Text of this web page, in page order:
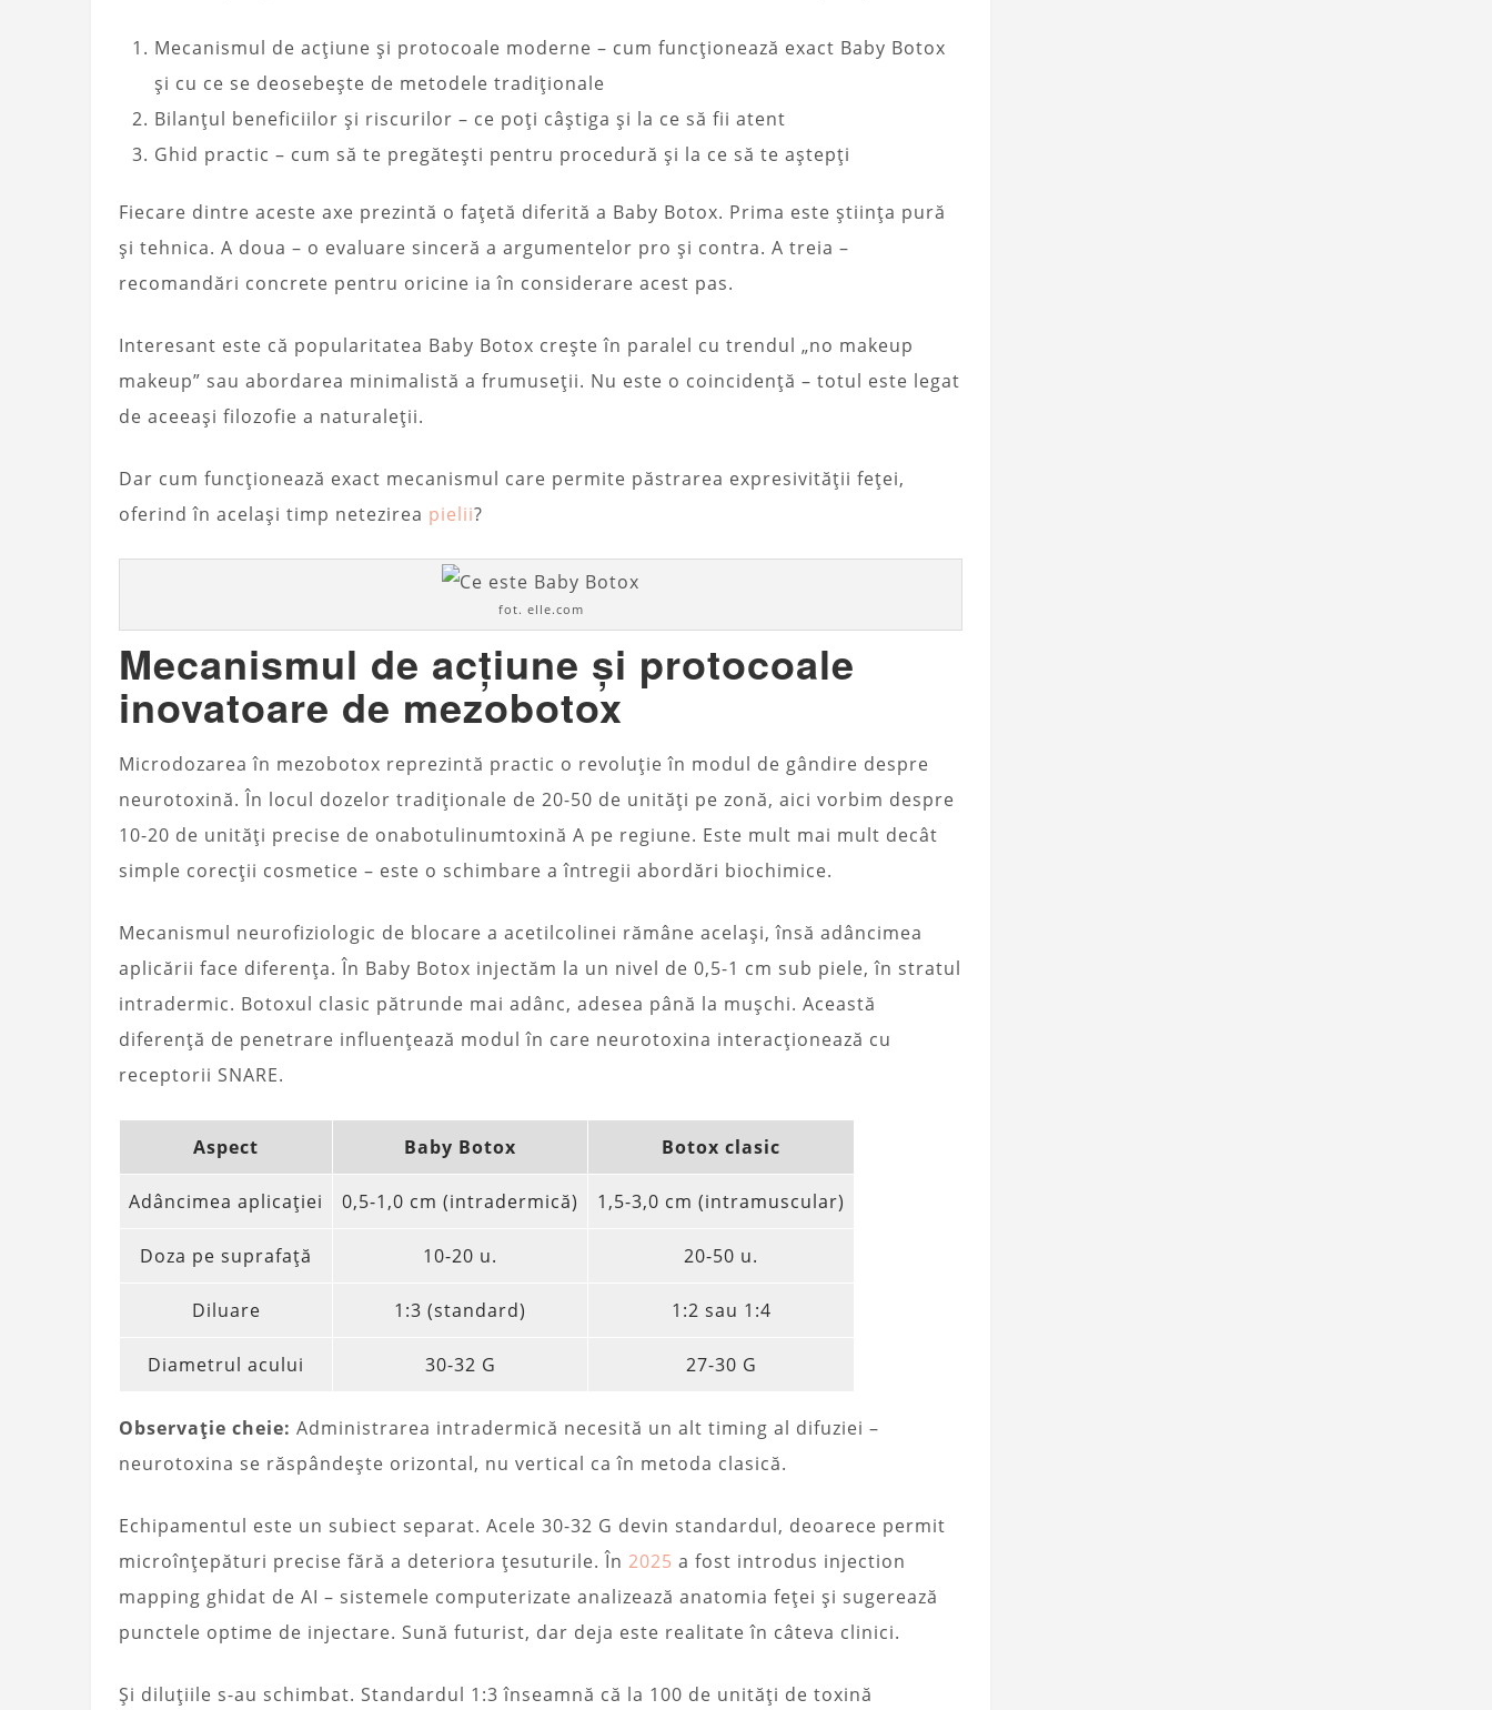
Mecanismul de acțiune și protocoale moderne – cum funcționează exact Baby Botox
și cu ce se deosebește de metodele tradiționale
Bilanțul beneficiilor și riscurilor – ce poți câștiga și la ce să fii atent
Ghid practic – cum să te pregătești pentru procedură și la ce să te aștepți
Fiecare dintre aceste axe prezintă o fațetă diferită a Baby Botox. Prima este știința pură
și tehnica. A doua – o evaluare sinceră a argumentelor pro și contra. A treia –
recomandări concrete pentru oricine ia în considerare acest pas.
Interesant este că popularitatea Baby Botox crește în paralel cu trendul „no makeup
makeup” sau abordarea minimalistă a frumuseții. Nu este o coincidență – totul este legat
de aceeași filozofie a naturaleții.
Dar cum funcționează exact mecanismul care permite păstrarea expresivității feței,
oferind în același timp netezirea pielii?
fot. elle.com
Mecanismul de acțiune și protocoale
inovatoare de mezobotox
Microdozarea în mezobotox reprezintă practic o revoluție în modul de gândire despre
neurotoxină. În locul dozelor tradiționale de 20-50 de unități pe zonă, aici vorbim despre
10-20 de unități precise de onabotulinumtoxină A pe regiune. Este mult mai mult decât
simple corecții cosmetice – este o schimbare a întregii abordări biochimice.
Mecanismul neurofiziologic de blocare a acetilcolinei rămâne același, însă adâncimea
aplicării face diferența. În Baby Botox injectăm la un nivel de 0,5-1 cm sub piele, în stratul
intradermic. Botoxul clasic pătrunde mai adânc, adesea până la mușchi. Această
diferență de penetrare influențează modul în care neurotoxina interacționează cu
receptorii SNARE.
Aspect Baby Botox Botox clasic
Adâncimea aplicației 0,5-1,0 cm (intradermică) 1,5-3,0 cm (intramuscular)
Doza pe suprafață 10-20 u. 20-50 u.
Diluare 1:3 (standard) 1:2 sau 1:4
Diametrul acului 30-32 G 27-30 G
Observație cheie: Administrarea intradermică necesită un alt timing al difuziei –
neurotoxina se răspândește orizontal, nu vertical ca în metoda clasică.
Echipamentul este un subiect separat. Acele 30-32 G devin standardul, deoarece permit
microînțepături precise fără a deteriora țesuturile. În 2025 a fost introdus injection
mapping ghidat de AI – sistemele computerizate analizează anatomia feței și sugerează
punctele optime de injectare. Sună futurist, dar deja este realitate în câteva clinici.
Și diluțiile s-au schimbat. Standardul 1:3 înseamnă că la 100 de unități de toxină